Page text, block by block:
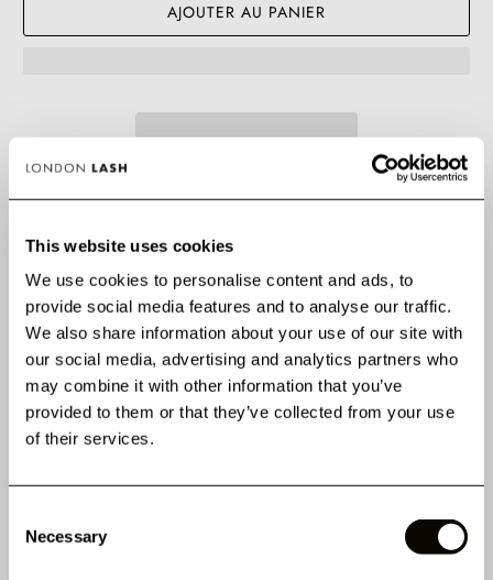
This website uses cookies
We use cookies to personalise content and ads, to
provide social media features and to analyse our traffic.
We also share information about your use of our site with
our social media, advertising and analytics partners who
may combine it with other information that you’ve
provided to them or that they’ve collected from your use
of their services.
Selection
Necessary
AJOUTER AU PANIER
📦 Commandez avant 15h (lun–ven) pour une expédition le jour même.
Kitten Lashes Noires,maintenant enlongueurs
individuelles !
ACHETER MAINTENANT